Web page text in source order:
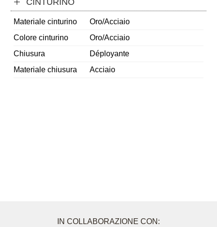
Materiale cinturino
Oro/Acciaio
Colore cinturino
Oro/Acciaio
Chiusura
Déployante
Materiale chiusura
Acciaio
IN COLLABORAZIONE CON: